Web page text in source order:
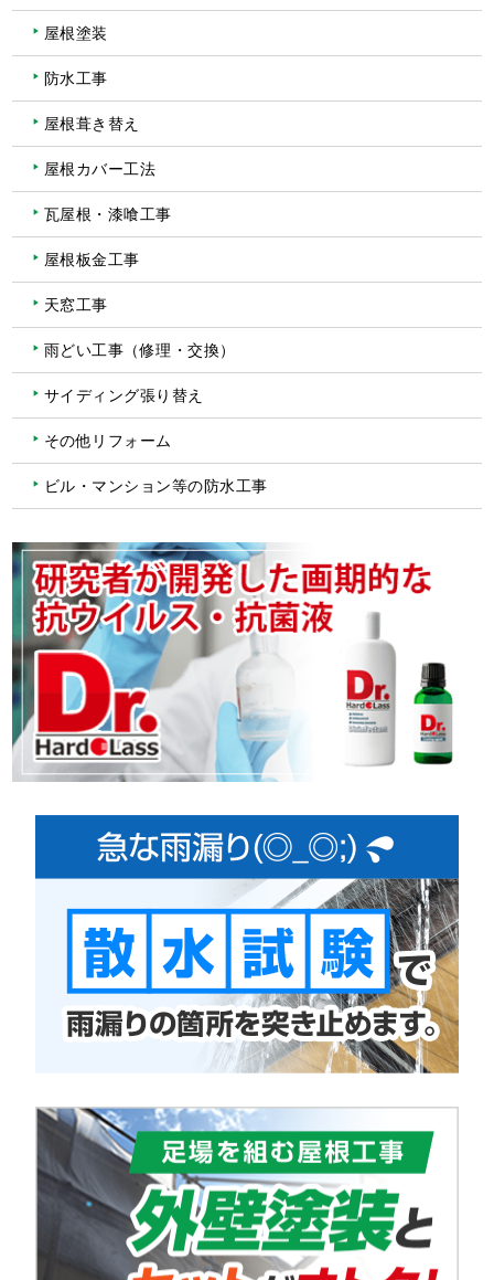
屋根塗装
防水工事
屋根葺き替え
屋根カバー工法
瓦屋根・漆喰工事
屋根板金工事
天窓工事
雨どい工事（修理・交換）
サイディング張り替え
その他リフォーム
ビル・マンション等の防水工事